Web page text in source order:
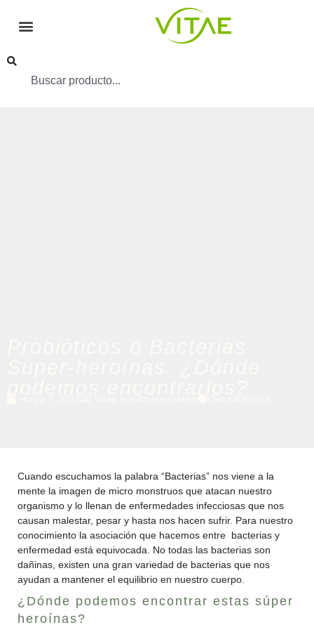
Cuando escuchamos la palabra “Bacterias” nos viene a la
mente la imagen de micro monstruos que atacan nuestro
organismo y lo llenan de enfermedades infecciosas que nos
causan malestar, pesar y hasta nos hacen sufrir. Para nuestro
conocimiento la asociación que hacemos entre bacterias y
enfermedad está equivocada. No todas las bacterias son
dañinas, existen una gran variedad de bacterias que nos
ayudan a mantener el equilibrio en nuestro cuerpo.
¿Dónde podemos encontrar estas súper
heroínas?